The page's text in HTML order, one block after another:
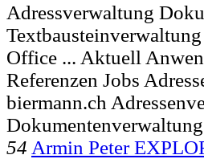
Adressverwaltung
Office ... Aktuell
Referenzen Jobs
biermann.ch
54 Armin Peter